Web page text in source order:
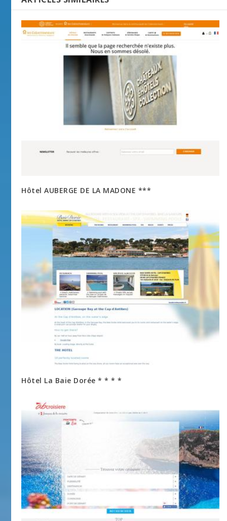
Hôtel AUBERGE DE LA MADONE ***
Hôtel La Baie Dorée * * * *